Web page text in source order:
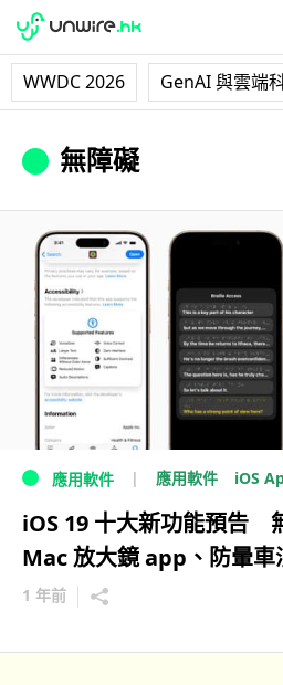
WWDC 2026 GenAI 與雲端
無障礙
應用軟件 應用軟件 iOS
iOS 19 十大新功能預告
Mac 放大鏡 app、防暈車
1 年前